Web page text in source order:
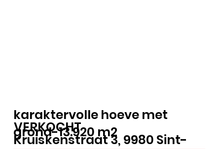
karaktervolle hoeve met
grond-13.920 m2
Kruiskenstraat 3, 9980 Sint-
VERKOCHT